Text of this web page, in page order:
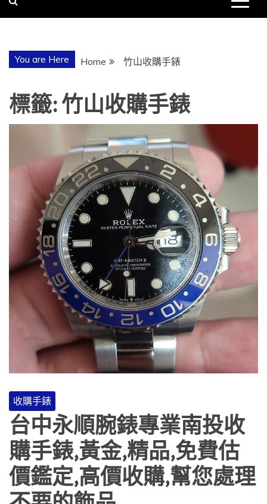
You are Here Home 竹山收購手錶
標籤:竹山收購手錶
收購手錶
台中永順腕錶專業南投收
購手錶,黃金,精品,免費估
價鑑定,高價收購,幫您處理